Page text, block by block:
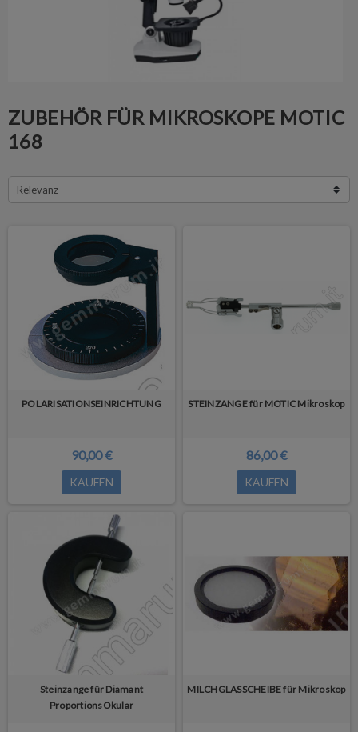
ZUBEHÖR FÜR MIKROSKOPE MOTIC
168
Relevanz
POLARISATIONSEINRICHTUNG
90,00 €
KAUFEN
STEINZANGE für MOTIC Mikroskop
86,00 €
KAUFEN
Steinzange für Diamant
ProportionsOkular
MILCHGLASSCHEIBE für Mikroskop